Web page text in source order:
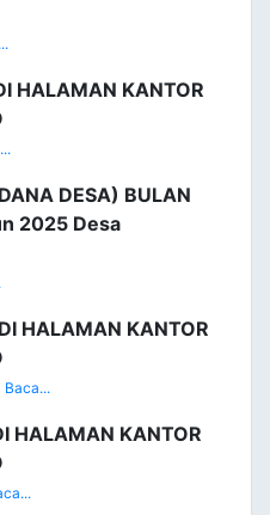
HALAMAN KANTOR
DESA) BULAN
2025 Desa
HALAMAN KANTOR
Baca...
HALAMAN KANTOR